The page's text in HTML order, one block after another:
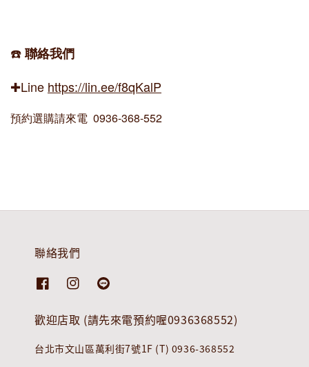
☎️聯絡我們
✚Line https://lin.ee/f8qKalP
預約選購請來電 0936-368-552
聯絡我們
歡迎店取 (請先來電預約喔0936368552)
台北市文山區萬利街7號1F (T) 0936-368552